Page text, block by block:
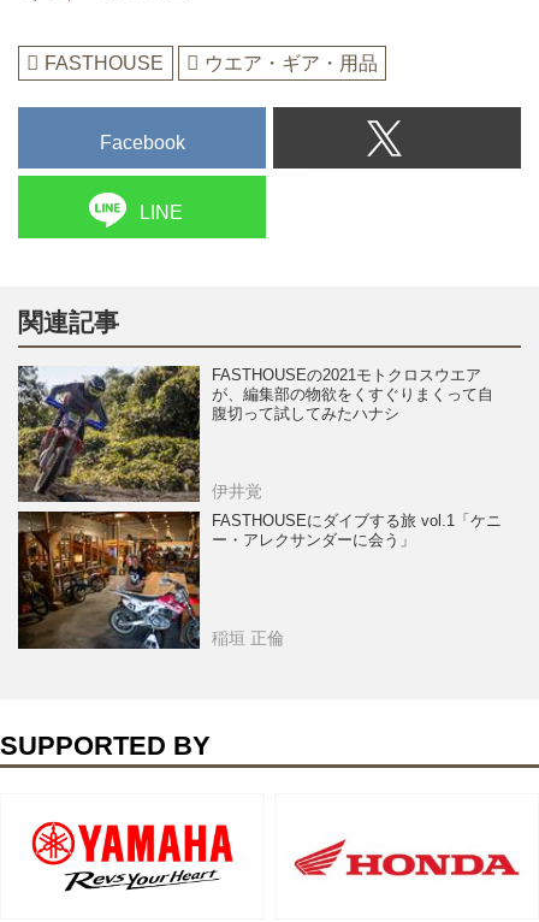
FASTHOUSE ウエア・ギア・用品
Facebook
LINE
関連記事
FASTHOUSEの2021モトクロスウエア
が、編集部の物欲をくすぐりまくって自
腹切って試してみたハナシ
伊井覚
FASTHOUSEにダイブする旅 vol.1「ケニ
ー・アレクサンダーに会う」
稲垣 正倫
SUPPORTED BY